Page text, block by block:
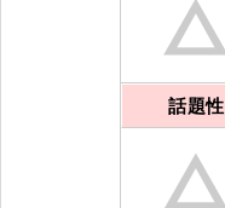
話題性